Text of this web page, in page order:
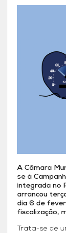
A Câmara
se à
integrada no
arrancou
dia 6 de
fiscalização,
Trata-se de